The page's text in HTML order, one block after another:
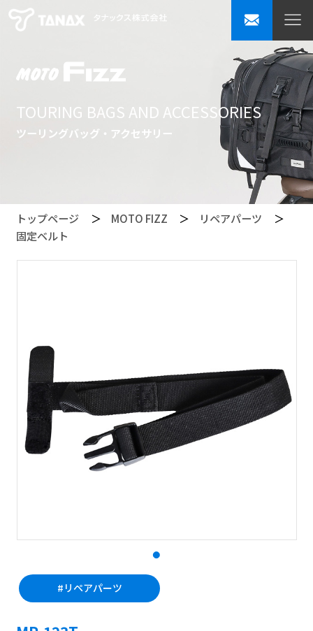
TOURING BAGS AND ACCESSORIES
ツーリングバッグ・アクセサリー
トップページ MOTO FIZZ
リペアパーツ
固定ベルト
#リペアパーツ